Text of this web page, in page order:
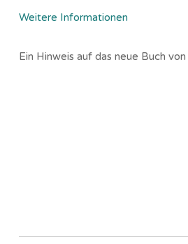
Weitere Informationen
Ein Hinweis auf das neue Buch